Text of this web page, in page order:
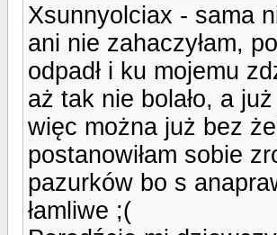
Xsunnyolciax - sama
ani nie zahaczyłam,
odpadł i ku mojemu
aż tak nie bolało, a
więc można już bez
postanowiłam sobie
pazurków bo s
łamliwe ;(